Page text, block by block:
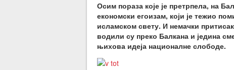
Осим пораза које је претрпела, на
економски егоизам, који је тежио
исламском свету. И немачки
водили су преко Балкана и једина
њихова идеја националне слободе.